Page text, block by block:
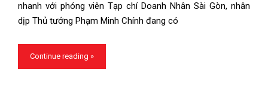
nhanh với phóng viên Tạp chí Doanh Nhân Sài Gòn, nhân
dịp Thủ tướng Phạm Minh Chính đang có
Continue reading »